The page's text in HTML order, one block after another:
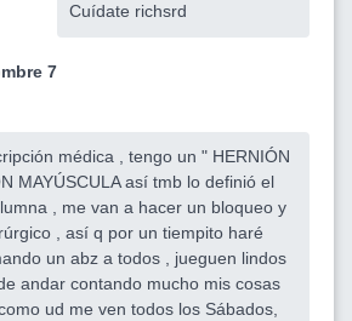
Cuídate richsrd
7
médica , tengo un " HERNIÓN
MAYÚSCULA así tmb lo definió el
, me van a hacer un bloqueo y
, así q por un tiempito haré
un abz a todos , jueguen lindos
andar contando mucho mis cosas
ud me ven todos los Sábados,